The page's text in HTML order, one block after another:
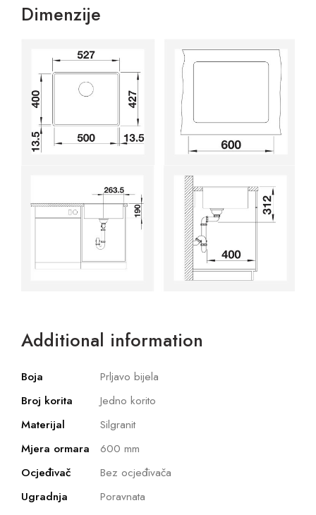
Dimenzije
Additional information
Boja
Prljavo bijela
Broj korita
Jedno korito
Materijal
Silgranit
Mjera ormara
600 mm
Ocjeđivač
Bez ocjeđivača
Ugradnja
Poravnata